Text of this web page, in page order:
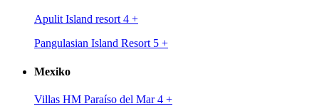
Apulit Island resort 4 +
Pangulasian Island Resort 5 +
Mexiko
Villas HM Paraíso del Mar 4 +